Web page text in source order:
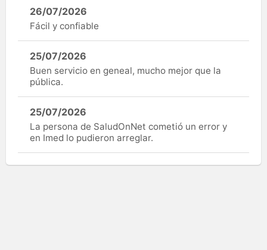
26/07/2026
Fácil y confiable
25/07/2026
Buen servicio en geneal, mucho mejor que la
pública.
25/07/2026
La persona de SaludOnNet cometió un error y
en Imed lo pudieron arreglar.